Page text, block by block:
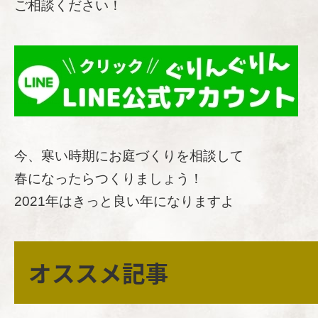
ご相談ください！
今、寒い時期にお庭づくりを相談して
春になったらつくりましょう！
2021年はきっと良い年になりますよ
オススメ記事